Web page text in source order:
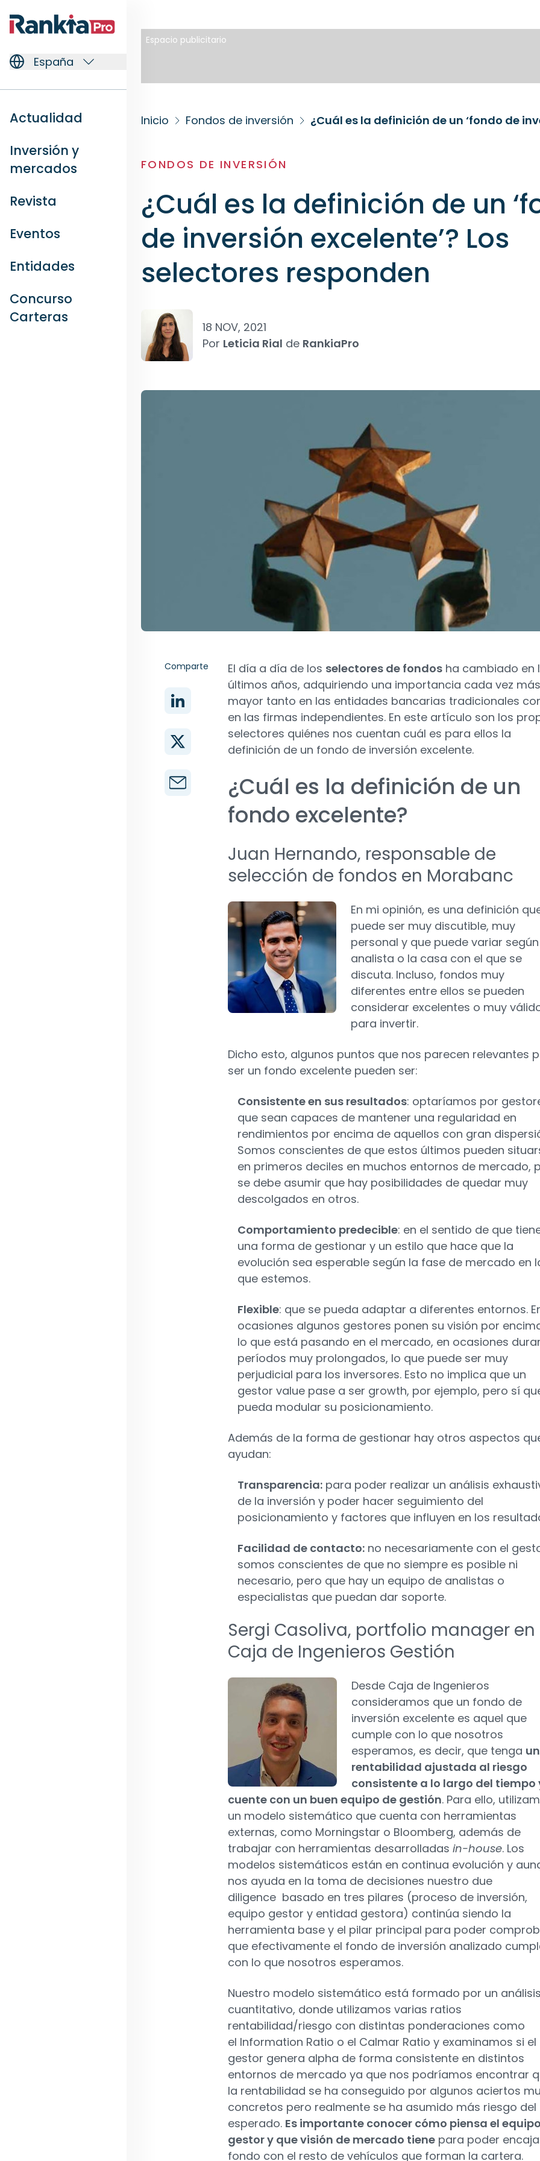
España
Actualidad
Inversión y
mercados
Revista
Eventos
Entidades
Concurso
Carteras
Espacio publicitario
Inicio Fondos de inversión
FONDOS DE INVERSIÓN
¿Cuál es la definición de un
de inversión excelente’? Los
selectores responden
18 NOV, 2021
Por Leticia Rial de RankiaPro
Comparte El día a día de los selectores de fondos ha cambiado en
últimos años, adquiriendo una importancia cada vez más
mayor tanto en las entidades bancarias tradicionales
en las firmas independientes. En este artículo son los
selectores quiénes nos cuentan cuál es para ellos la
definición de un fondo de inversión excelente.
¿Cuál es la definición de un
fondo excelente?
Juan Hernando, responsable de
selección de fondos en Morabanc
En mi opinión, es una definición
puede ser muy discutible, muy
personal y que puede variar
analista o la casa con el que se
discuta. Incluso, fondos muy
diferentes entre ellos se pueden
considerar excelentes o muy
para invertir.
Dicho esto, algunos puntos que nos parecen relevantes
ser un fondo excelente pueden ser:
Consistente en sus resultados: optaríamos por
que sean capaces de mantener una regularidad en
rendimientos por encima de aquellos con gran
Somos conscientes de que estos últimos pueden
en primeros deciles en muchos entornos de mercado,
se debe asumir que hay posibilidades de quedar muy
descolgados en otros.
Comportamiento predecible: en el sentido de que
una forma de gestionar y un estilo que hace que la
evolución sea esperable según la fase de mercado en
que estemos.
Flexible: que se pueda adaptar a diferentes entornos.
ocasiones algunos gestores ponen su visión por
lo que está pasando en el mercado, en ocasiones
períodos muy prolongados, lo que puede ser muy
perjudicial para los inversores. Esto no implica que un
gestor value pase a ser growth, por ejemplo, pero sí
pueda modular su posicionamiento.
Además de la forma de gestionar hay otros aspectos
ayudan:
Transparencia: para poder realizar un análisis
de la inversión y poder hacer seguimiento del
posicionamiento y factores que influyen en los
Facilidad de contacto: no necesariamente con el
somos conscientes de que no siempre es posible ni
necesario, pero que hay un equipo de analistas o
especialistas que puedan dar soporte.
Sergi Casoliva, portfolio manager en
Caja de Ingenieros Gestión
Desde Caja de Ingenieros
consideramos que un fondo de
inversión excelente es aquel que
cumple con lo que nosotros
esperamos, es decir, que tenga
rentabilidad ajustada al riesgo
consistente a lo largo del tiempo
cuente con un buen equipo de gestión. Para ello,
un modelo sistemático que cuenta con herramientas
externas, como Morningstar o Bloomberg, además de
trabajar con herramientas desarrolladas in-house. Los
modelos sistemáticos están en continua evolución y
nos ayuda en la toma de decisiones nuestro due
diligence basado en tres pilares (proceso de inversión,
equipo gestor y entidad gestora) continúa siendo la
herramienta base y el pilar principal para poder
que efectivamente el fondo de inversión analizado
con lo que nosotros esperamos.
Nuestro modelo sistemático está formado por un análisis
cuantitativo, donde utilizamos varias ratios
rentabilidad/riesgo con distintas ponderaciones como
el Information Ratio o el Calmar Ratio y examinamos si el
gestor genera alpha de forma consistente en distintos
entornos de mercado ya que nos podríamos encontrar
la rentabilidad se ha conseguido por algunos aciertos
concretos pero realmente se ha asumido más riesgo del
esperado. Es importante conocer cómo piensa el equipo
gestor y que visión de mercado tiene para poder
fondo con el resto de vehículos que forman la cartera.